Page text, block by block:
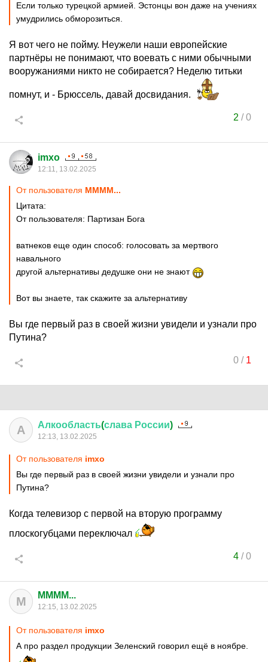
Если только турецкой армией. Эстонцы вон даже на учениях
умудрились обморозиться.
Я вот чего не пойму. Неужели наши европейские
партнёры не понимают, что воевать с ними обычными
вооружаниями никто не собирается? Неделю титьки
помнут, и - Брюссель, давай досвидания.
2 /0
imxo
12:11, 13.02.2025
От пользователя MMMM...
Цитата:
От пользователя: Партизан Бога
ватнеков еще один способ: голосовать за мертвого
навального
другой альтернативы дедушке они не знают
Вот вы знаете, так скажите за альтернативу
Вы где первый раз в своей жизни увидели и узнали про
Путина?
0/ 1
А Алкообласть(слава России)
12:13, 13.02.2025
От пользователя imxo
Вы где первый раз в своей жизни увидели и узнали про
Путина?
Когда телевизор с первой на вторую программу
плоскогубцами переключал
4/0
M MMMM...
12:15, 13.02.2025
От пользователя imxo
А про раздел продукции Зеленский говорил ещё в ноябре.